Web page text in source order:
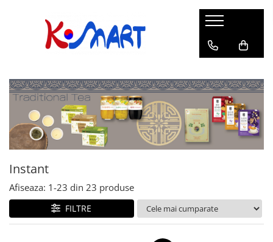
Ramyunㅣ라면
Cupă
Snacksㅣ과자
Crackers
Alge
Gustări Tradiționale
Sosuriㅣ소스
Sos pentru Marinat
Sos Picant
Altele
Gata Preparatㅣ가공식품
Alge
Altele
Garnituri
Kimchi
Ingredienteㅣ재료
Condimente
Făină
Mix
Bază de Supă
Curry
Orez
Uleiuri
K-POPㅣ케이팝
ATEEZ
Black Pink
IU
KEY
Băuturiㅣ음료
Suc
Cafea
Ceai
Clasic
Instant
Perle de Tapioca
Alcoolice
Lapte
Deserturiㅣ디저트
Prăjituri
Mochi
Bomboane
Caramele
Cotton Candy
Guma de mestecat
Instant
Afiseaza: 1-23 din 23 produse
FILTRE